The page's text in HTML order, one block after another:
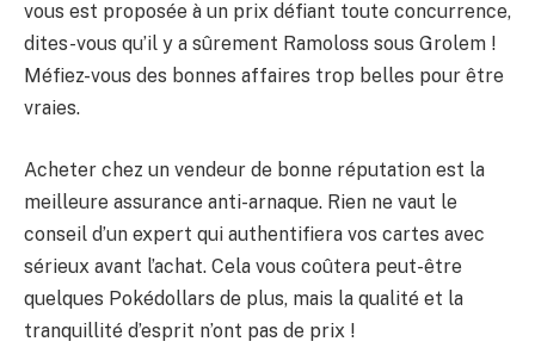
vous est proposée à un prix défiant toute concurrence,
dites-vous qu’il y a sûrement Ramoloss sous Grolem !
Méfiez-vous des bonnes affaires trop belles pour être
vraies.
Acheter chez un vendeur de bonne réputation est la
meilleure assurance anti-arnaque. Rien ne vaut le
conseil d’un expert qui authentifiera vos cartes avec
sérieux avant l’achat. Cela vous coûtera peut-être
quelques Pokédollars de plus, mais la qualité et la
tranquillité d’esprit n’ont pas de prix !